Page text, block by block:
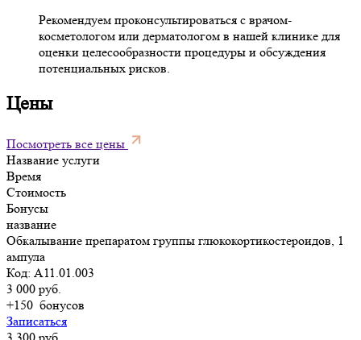
Рекомендуем проконсультироваться с врачом-
косметологом или дерматологом в нашей клинике для
оценки целесообразности процедуры и обсуждения
потенциальных рисков.
Цены
Посмотреть все цены
Название услуги
Время
Стоимость
Бонусы
название
Обкалывание препаратом группы глюкокортикостероидов, 1
ампула
Код: А11.01.003
3 000 руб.
+150 бонусов
Записаться